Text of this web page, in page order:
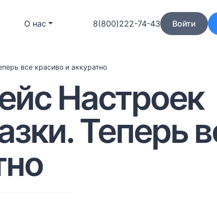
О нас 8(800)222-74-43 Войти
все красиво и аккуратно
Настроек
Теперь